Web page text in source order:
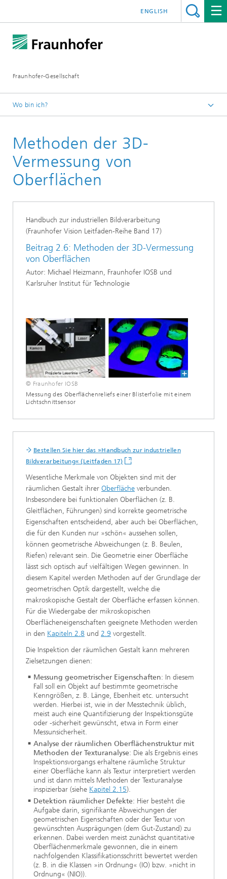
Fraunhofer-Gesellschaft
ENGLISH
Wo bin ich?
Publikationen
Methoden der 3D-
Vermessung von
Oberflächen
Handbuch zur industriellen Bildverarbeitung
(Fraunhofer Vision Leitfaden-Reihe Band 17)
Beitrag 2.6: Methoden der 3D-Vermessung
von Oberflächen
Autor: Michael Heizmann, Fraunhofer IOSB und
Karlsruher Institut für Technologie
© Fraunhofer IOSB
Messung des Oberflächenreliefs einer Blisterfolie mit einem
Lichtschnittsensor
Bestellen Sie hier das »Handbuch zur industriellen
Bildverarbeitung« (Leitfaden 17)
Wesentliche Merkmale von Objekten sind mit der
räumlichen Gestalt ihrer Oberfläche verbunden.
Insbesondere bei funktionalen Oberflächen (z. B.
Gleitflächen, Führungen) sind korrekte geometrische
Eigenschaften entscheidend, aber auch bei Oberflächen,
die für den Kunden nur »schön« aussehen sollen,
können geometrische Abweichungen (z. B. Beulen,
Riefen) relevant sein. Die Geometrie einer Oberfläche
lässt sich optisch auf vielfältigen Wegen gewinnen. In
diesem Kapitel werden Methoden auf der Grundlage der
geometrischen Optik dargestellt, welche die
makroskopische Gestalt der Oberfläche erfassen können.
Für die Wiedergabe der mikroskopischen
Oberflächeneigenschaften geeignete Methoden werden
in den Kapiteln 2.8 und 2.9 vorgestellt.
Die Inspektion der räumlichen Gestalt kann mehreren
Zielsetzungen dienen:
Messung geometrischer Eigenschaften: In diesem
Fall soll ein Objekt auf bestimmte geometrische
Kenngrößen, z. B. Länge, Ebenheit etc. untersucht
werden. Hierbei ist, wie in der Messtechnik üblich,
meist auch eine Quantifizierung der Inspektionsgüte
oder -sicherheit gewünscht, etwa in Form einer
Messunsicherheit.
Analyse der räumlichen Oberflächenstruktur mit
Methoden der Texturanalyse: Die als Ergebnis eines
Inspektionsvorgangs erhaltene räumliche Struktur
einer Oberfläche kann als Textur interpretiert werden
und ist dann mittels Methoden der Texturanalyse
inspizierbar (siehe Kapitel 2.15).
Detektion räumlicher Defekte: Hier besteht die
Aufgabe darin, signifikante Abweichungen der
geometrischen Eigenschaften oder der Textur von
gewünschten Ausprägungen (dem Gut-Zustand) zu
erkennen. Dabei werden meist zunächst quantitative
Oberflächenmerkmale gewonnen, die in einem
nachfolgenden Klassifikationsschritt bewertet werden
(z. B. in die Klassen »in Ordnung« (IO) bzw. »nicht in
Ordnung« (NIO)).